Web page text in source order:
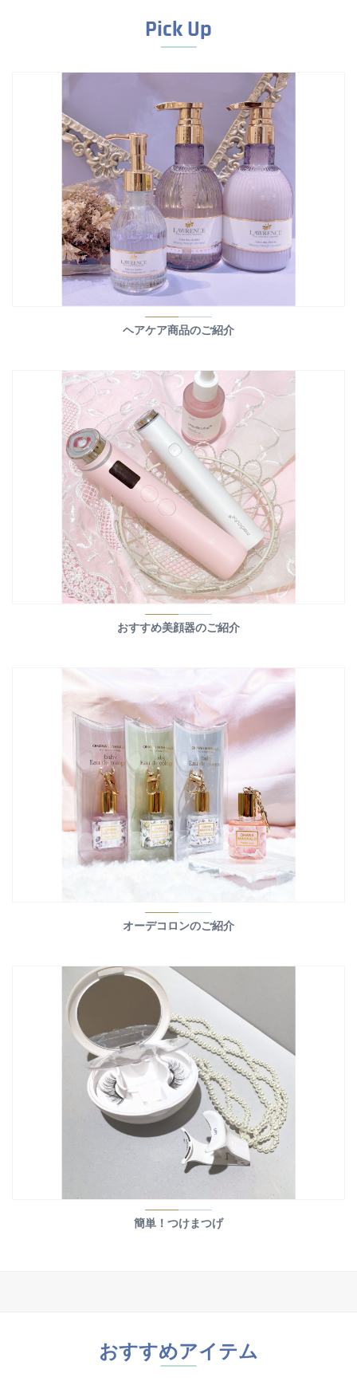
Pick Up
ヘアケア商品のご紹介
おすすめ美顔器のご紹介
オーデコロンのご紹介
簡単！つけまつげ
おすすめアイテム